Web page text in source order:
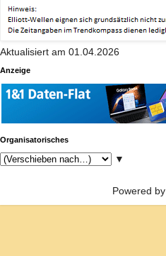
Aktualisiert am 01.04.2026
Anzeige
Organisatorisches
▼
Powered by